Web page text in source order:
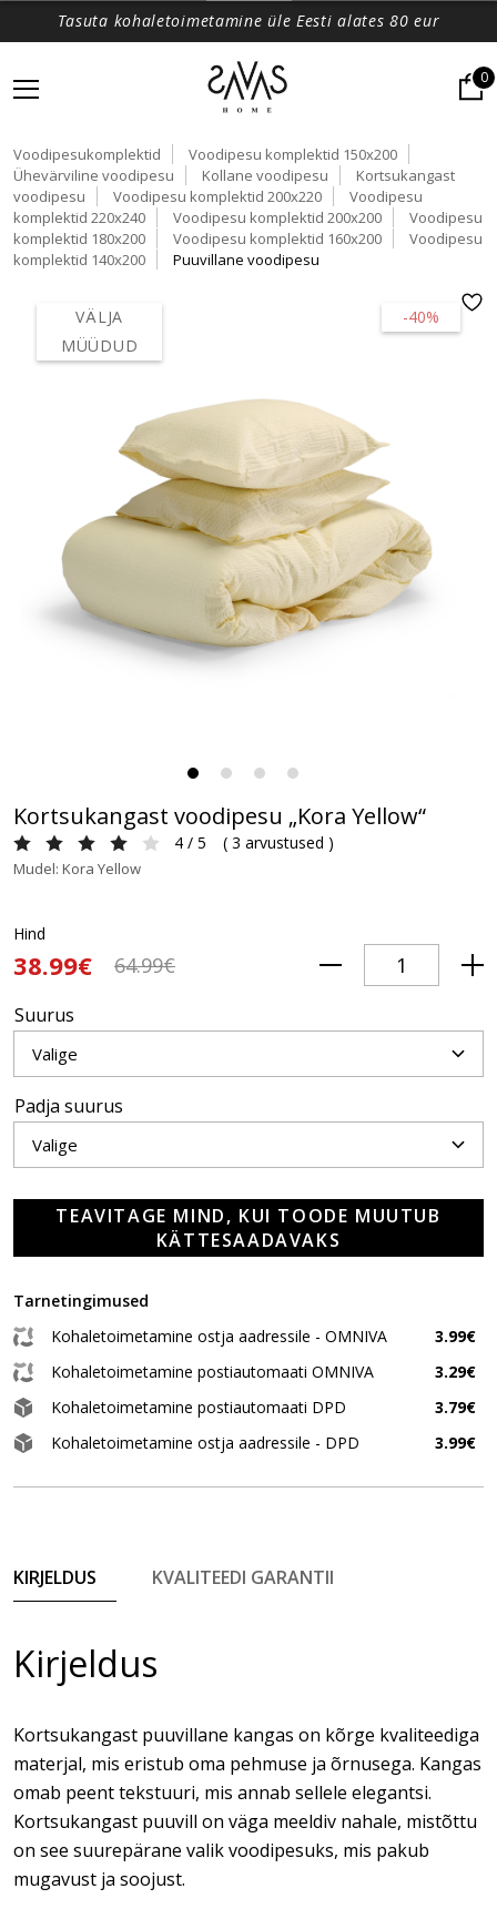
Tasuta kohaletoimetamine üle Eesti alates 80 eur
0
Voodipesukomplektid
Voodipesu komplektid 150x200
Ühevärviline voodipesu
Kollane voodipesu
Kortsukangast
voodipesu
Voodipesu komplektid 200x220
Voodipesu
komplektid 220x240
Voodipesu komplektid 200x200
Voodipesu
komplektid 180x200
Voodipesu komplektid 160x200
Voodipesu
komplektid 140x200
Puuvillane voodipesu
-40%
VÄLJA
MÜÜDUD
Kortsukangast voodipesu „Kora Yellow“
4 / 5 ( 3 arvustused )
Mudel: Kora Yellow
Hind
38.99€ 64.99€
Suurus
Padja suurus
TEAVITAGE MIND, KUI TOODE MUUTUB
KÄTTESAADAVAKS
Tarnetingimused
Kohaletoimetamine ostja aadressile - OMNIVA
3.99€
Kohaletoimetamine postiautomaati OMNIVA
3.29€
Kohaletoimetamine postiautomaati DPD
3.79€
Kohaletoimetamine ostja aadressile - DPD
3.99€
KIRJELDUS KVALITEEDI GARANTII
Kirjeldus
Kortsukangast puuvillane kangas on kõrge kvaliteediga
materjal, mis eristub oma pehmuse ja õrnusega. Kangas
omab peent tekstuuri, mis annab sellele elegantsi.
Kortsukangast puuvill on väga meeldiv nahale, mistõttu
on see suurepärane valik voodipesuks, mis pakub
mugavust ja soojust.